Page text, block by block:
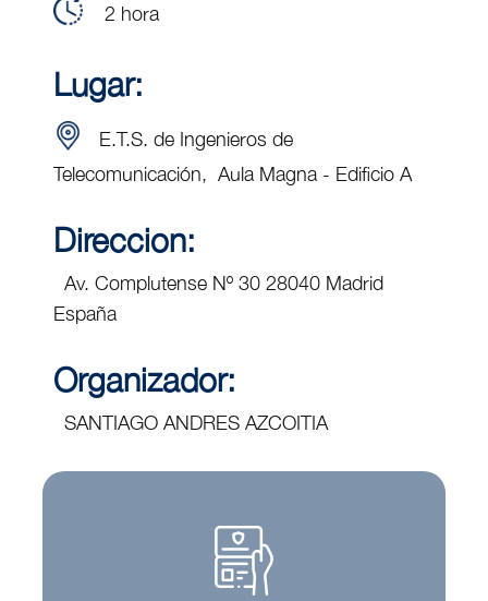
2 hora
Lugar:
E.T.S. de Ingenieros de
Telecomunicación, Aula Magna - Edificio A
Direccion:
Av. Complutense Nº 30 28040 Madrid
España
Organizador:
SANTIAGO ANDRES AZCOITIA